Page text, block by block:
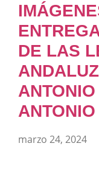
DE LAS
marzo 24, 2024